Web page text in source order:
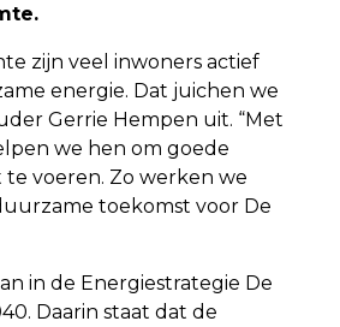
zijn veel inwoners actief
energie. Dat juichen we
Gerrie Hempen uit. “Met
we hen om goede
voeren. Zo werken we
toekomst voor De
in de Energiestrategie De
Daarin staat dat de